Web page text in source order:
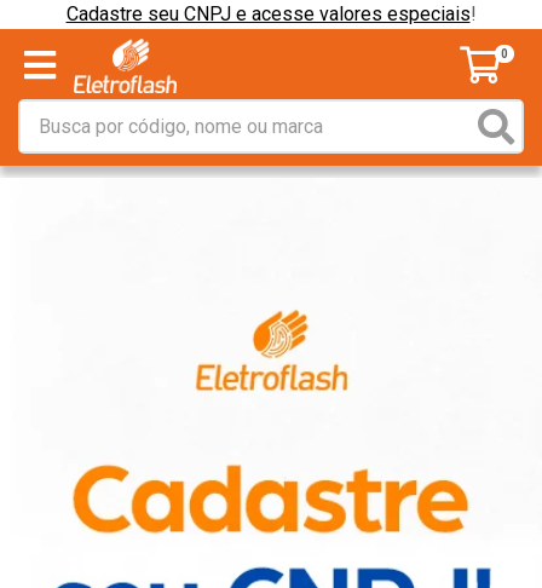
Cadastre seu CNPJ e acesse valores especiais!
0